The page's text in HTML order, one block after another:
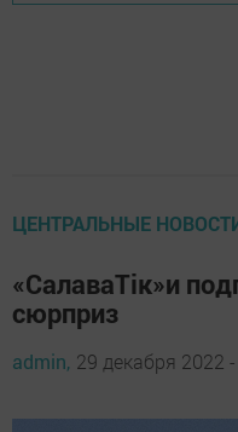
ЦЕНТРАЛЬНЫЕ
«СалаваTiк»и
сюрприз
admin, 29 декабря 2022